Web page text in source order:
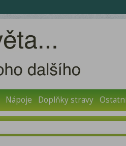
Nápoje Doplňky stravy